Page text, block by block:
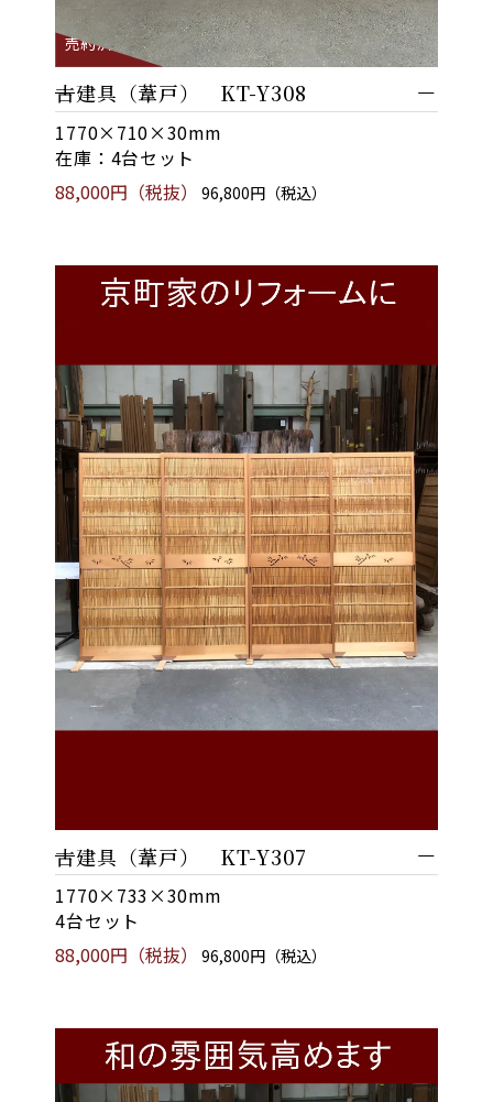
古建具（葦戸） KT-Y308
1770×710×30mm
在庫：4台セット
88,000円（税抜）
96,800円（税込）
売約済
古建具（葦戸） KT-Y307
1770×733×30mm
4台セット
88,000円（税抜）
96,800円（税込）